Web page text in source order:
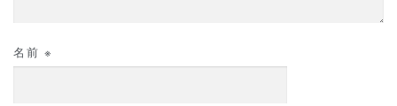
名前 ※